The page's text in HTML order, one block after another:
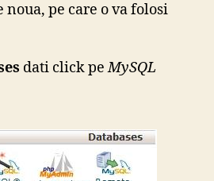
noua, pe care o va folosi
dati click peMySQL